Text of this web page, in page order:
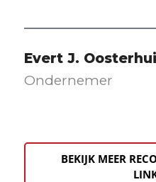
Evert J.
Ondernemer
BEKIJK MEER